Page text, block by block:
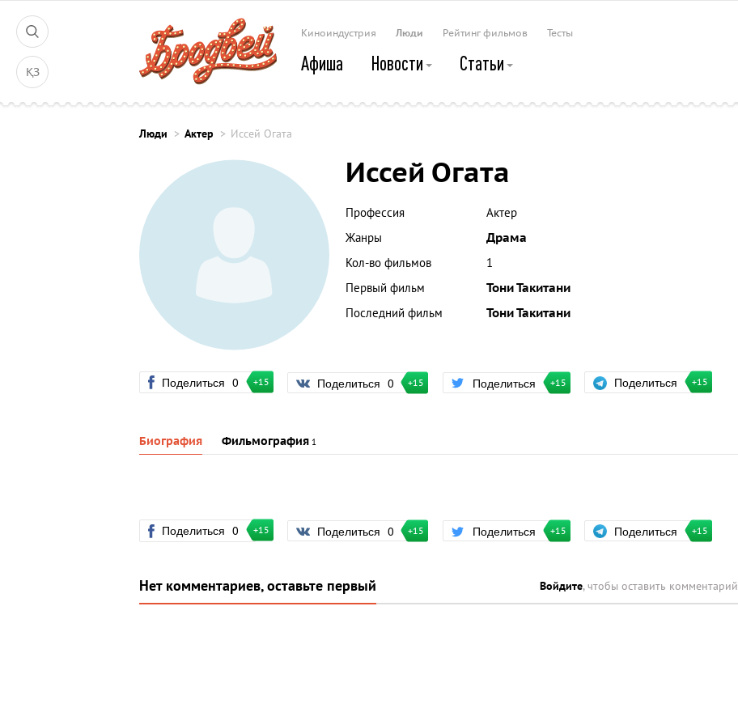
ҚЗ
Киноиндустрия Люди Рейтинг фильмов Тесты
Афиша Новости Статьи
Люди Актер Иссей Огата
Иссей Огата
Профессия
Актер
Жанры
Драма
Кол-во фильмов
1
Первый фильм
Тони Такитани
Последний фильм
Тони Такитани
Поделиться 0 +15 Поделиться 0 +15 Поделиться +15 Поделиться +15
Биография Фильмография 1
Поделиться 0 +15 Поделиться 0 +15 Поделиться +15 Поделиться +15
Нет комментариев, оставьте первый Войдите, чтобы оставить комментарий